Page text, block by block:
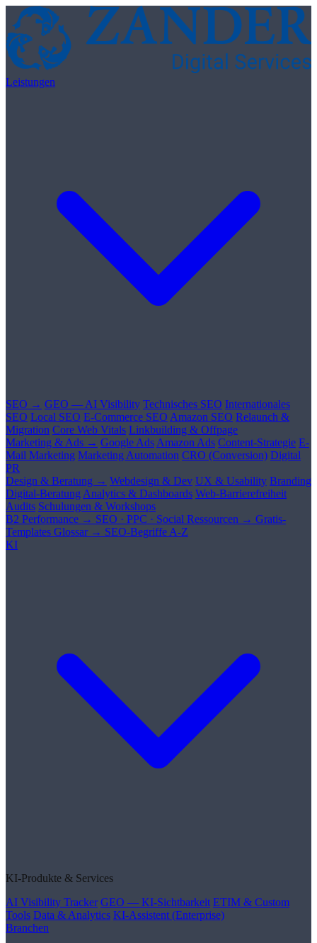
Skip to content
Leistungen
SEO → GEO — AI Visibility Technisches SEO Internationales
SEO Local SEO E-Commerce SEO Amazon SEO Relaunch &
Migration Core Web Vitals Linkbuilding & Offpage
Marketing & Ads → Google Ads Amazon Ads Content-Strategie E-
Mail Marketing Marketing Automation CRO (Conversion) Digital
PR
Design & Beratung → Webdesign & Dev UX & Usability Branding
Digital-Beratung Analytics & Dashboards Web-Barrierefreiheit
Audits Schulungen & Workshops
B2 Performance → SEO · PPC · Social Ressourcen → Gratis-
Templates Glossar → SEO-Begriffe A-Z
KI
KI-Produkte & Services
AI Visibility Tracker GEO — KI-Sichtbarkeit ETIM & Custom
Tools Data & Analytics KI-Assistent (Enterprise)
Branchen